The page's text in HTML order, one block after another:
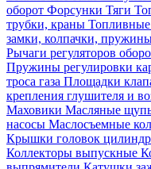
оборот Форсунки Тяги
трубки, краны
замки, колпачки,
Рычаги регуляторов
Пружины регулировки
троса газа Площадки
крепления глушителя и
Маховики Масляные
насосы Маслосъемные
Крышки головок
Коллекторы выпускные